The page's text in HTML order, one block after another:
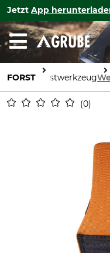
Jetzt App
FORST Forstwerkzeug
0